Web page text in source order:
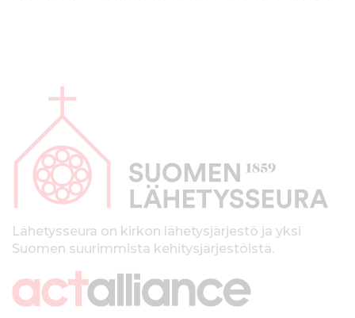
p
kLähetysseura on kirkon lähetysjärjestö ja yksi
Suomen suurimmista kehitysjärjestöistä.